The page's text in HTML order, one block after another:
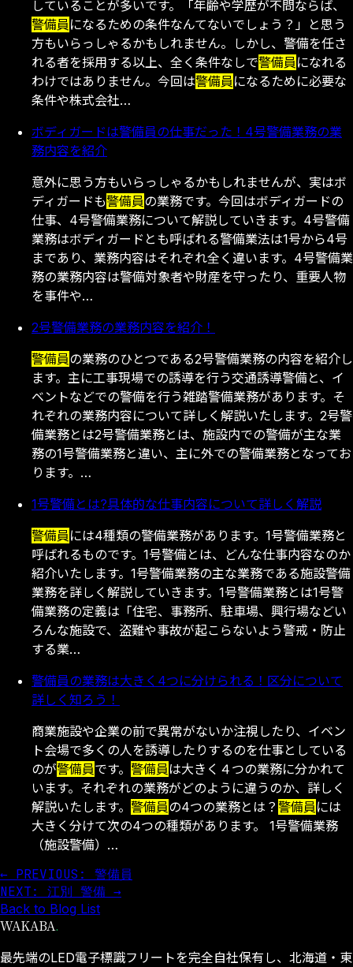
していることが多いです。「年齢や学歴が不問ならば、
警備員 になるための条件なんてないでしょう？」と思う
方もいらっしゃるかもしれません。しかし、警備を任さ
れる者を採用する以上、全く条件なしで警備員 になれる
わけではありません。今回は警備員 になるために必要な
条件や株式会社…
ボディガードは警備員の仕事だった！4号警備業務の業
務内容を紹介
意外に思う方もいらっしゃるかもしれませんが、実はボ
ディガードも警備員の業務です。今回はボディガードの
仕事、4号警備業務について解説していきます。4号警備
業務はボディガードとも呼ばれる警備業法は1号から4号
まであり、業務内容はそれぞれ全く違います。4号警備業
務の業務内容は警備対象者や財産を守ったり、重要人物
を事件や…
2号警備業務の業務内容を紹介！
警備員の業務のひとつである2号警備業務の内容を紹介し
ます。主に工事現場での誘導を行う交通誘導警備と、イ
ベントなどでの警備を行う雑踏警備業務があります。そ
れぞれの業務内容について詳しく解説いたします。2号警
備業務とは2号警備業務とは、施設内での警備が主な業
務の1号警備業務と違い、主に外での警備業務となってお
ります。…
1号警備とは?具体的な仕事内容について詳しく解説
警備員 には4種類の警備業務があります。1号警備業務と
呼ばれるものです。1号警備とは、どんな仕事内容なのか
紹介いたします。1号警備業務の主な業務である施設警備
業務を詳しく解説していきます。1号警備業務とは1号警
備業務の定義は「住宅、事務所、駐車場、興行場などい
ろんな施設で、盗難や事故が起こらないよう警戒・防止
する業…
警備員の業務は大きく4つに分けられる！区分について
詳しく知ろう！
商業施設や企業の前で異常がないか注視したり、イベン
ト会場で多くの人を誘導したりするのを仕事としている
のが警備員です。 警備員は大きく４つの業務に分かれて
います。それぞれの業務がどのように違うのか、詳しく
解説いたします。 警備員の4つの業務とは？ 警備員 には
大きく分けて次の4つの種類があります。 1号警備業務
（施設警備）…
← PREVIOUS: 警備員
NEXT: 江別 警備 →
Back to Blog List
WAKABA.
最先端のLED電子標識フリートを完全自社保有し、北海道・東